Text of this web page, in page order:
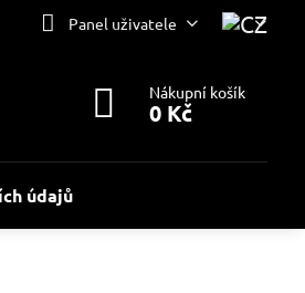
Panel uživatele
Nákupní košík
0 Kč
údajů